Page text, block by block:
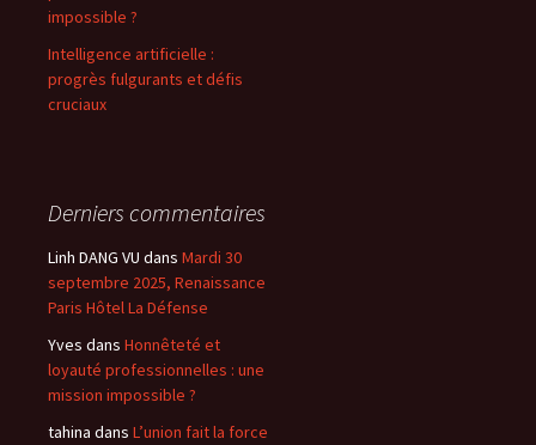
impossible ?
Intelligence artificielle :
progrès fulgurants et défis
cruciaux
Derniers commentaires
Linh DANG VU dans Mardi 30
septembre 2025, Renaissance
Paris Hôtel La Défense
Yves dans Honnêteté et
loyauté professionnelles : une
mission impossible ?
tahina dans L’union fait la force